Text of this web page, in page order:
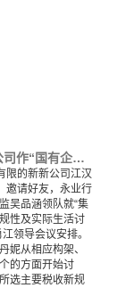
永业行:永业行受邀为中石化江汉油田分公司作“国有企业存量土地盘活政策及实务交流”专题培训会
限的新新公司江汉
邀请好友，永业行
吴品涵领队就“集
性及实际生活讨
领导会议安排。
妮从相应构架、
的方面开始讨
选主要税收新规